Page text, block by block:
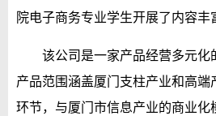
院电子商务专业学生开展了内容丰
该公司是一家产品经营多元化
产品范围涵盖厦门支柱产业和高端
环节，与厦门市信息产业的商业化